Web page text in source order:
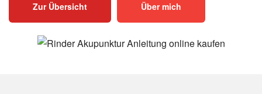
Zur Übersicht Über mich